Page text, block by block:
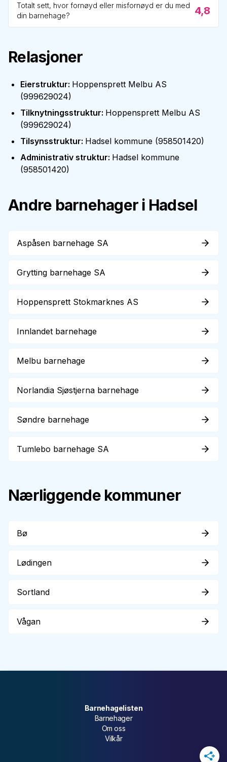
Totalt sett, hvor fornøyd eller misfornøyd er du med
din barnehage?
4,8
Relasjoner
Eierstruktur: Hoppensprett Melbu AS
(999629024)
Tilknytningsstruktur: Hoppensprett Melbu AS
(999629024)
Tilsynsstruktur: Hadsel kommune (958501420)
Administrativ struktur: Hadsel kommune
(958501420)
Andre barnehager i Hadsel
Aspåsen barnehage SA
Grytting barnehage SA
Hoppensprett Stokmarknes AS
Innlandet barnehage
Melbu barnehage
Norlandia Sjøstjerna barnehage
Søndre barnehage
Tumlebo barnehage SA
Nærliggende kommuner
Bø
Lødingen
Sortland
Vågan
Barnehagelisten
Barnehager
Om oss
Vilkår